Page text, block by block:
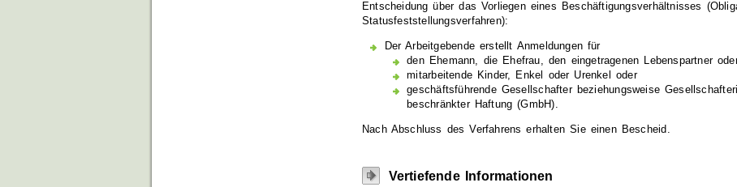
Entscheidung über das Vorliegen eines Beschäftigungsverhältnisses
Statusfeststellungsverfahren):
Der Arbeitgebende erstellt Anmeldungen für
den Ehemann, die Ehefrau, den eingetragenen Lebenspartner
mitarbeitende Kinder, Enkel oder Urenkel oder
geschäftsführende Gesellschafter beziehungsweise
beschränkter Haftung (GmbH).
Nach Abschluss des Verfahrens erhalten Sie einen Bescheid.
Vertiefende Informationen